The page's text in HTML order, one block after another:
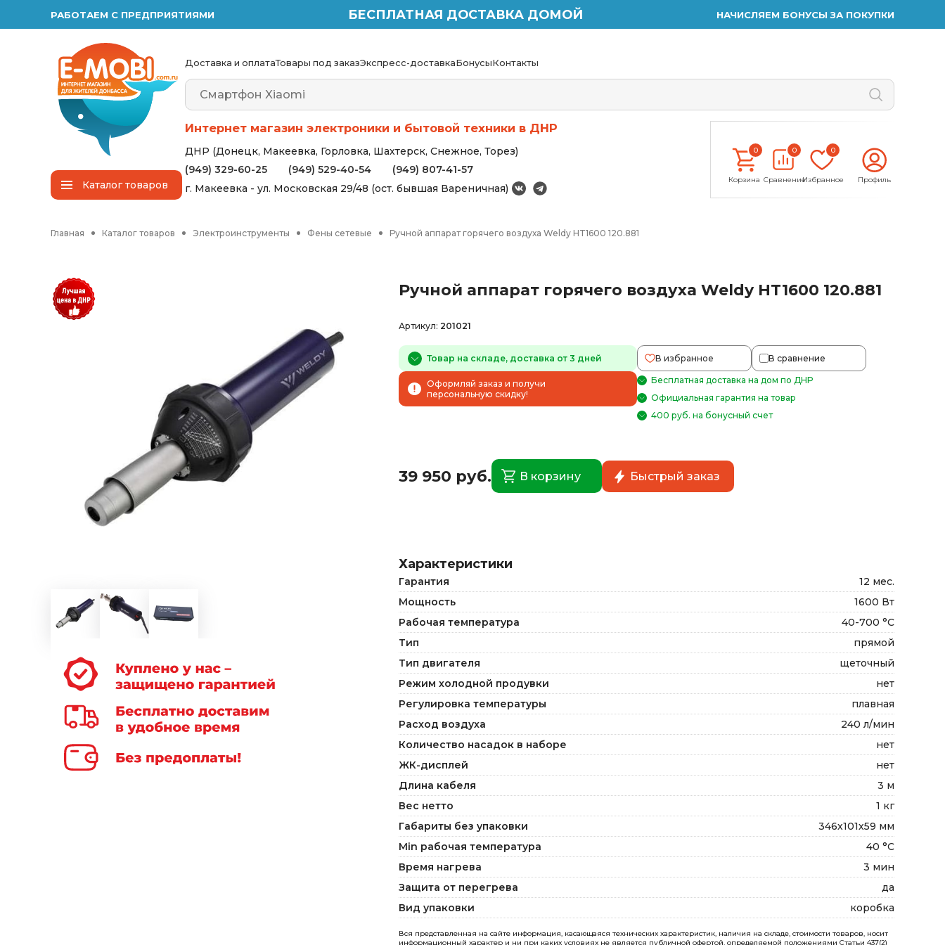
РАБОТАЕМ С ПРЕДПРИЯТИЯМИ БЕСПЛАТНАЯ ДОСТАВКА ДОМОЙ НАЧИСЛЯЕМ БОНУСЫ ЗА ПОКУПКИ
Каталогтоваров
Доставка и оплатаТовары под заказЭкспресс-доставкаБонусыКонтакты
Интернет магазин электроники и бытовой техники в ДНР
ДНР (Донецк, Макеевка, Горловка, Шахтерск, Снежное, Торез)
(949) 329-60-25
(949) 529-40-54
(949) 807-41-57
г. Макеевка - ул. Московская 29/48 (ост. бывшая Вареничная)
0
Корзина
0
Сравнение
0
Избранное Профиль
Главная Каталог товаров Электроинструменты Фены сетевые Ручной аппарат горячего воздуха Weldy HT1600 120.881
Ручной аппарат горячего воздуха Weldy HT1600 120.881
Артикул: 201021
Товар на складе, доставка от 3 дней В избранное В сравнение
Оформляй заказ и получи
персональную скидку!
Бесплатная доставка на дом по ДНР
Официальная гарантия на товар
400 руб. на бонусный счет
39 950 руб. В корзину Быстрый заказ
Характеристики
Гарантия
12 мес.
Мощность
1600 Вт
Рабочая температура
40-700 °С
Тип
прямой
Тип двигателя
щеточный
Режим холодной продувки
нет
Регулировка температуры
плавная
Расход воздуха
240 л/мин
Количество насадок в наборе
нет
ЖК-дисплей
нет
Длина кабеля
3 м
Вес нетто
1 кг
Габариты без упаковки
346х101х59 мм
Min рабочая температура
40 °С
Время нагрева
3 мин
Защита от перегрева
да
Вид упаковки
коробка
Вся представленная на сайте информация, касающаяся технических характеристик, наличия на складе, стоимости товаров, носит
информационный характер и ни при каких условиях не является публичной офертой, определяемой положениями Статьи 437(2)